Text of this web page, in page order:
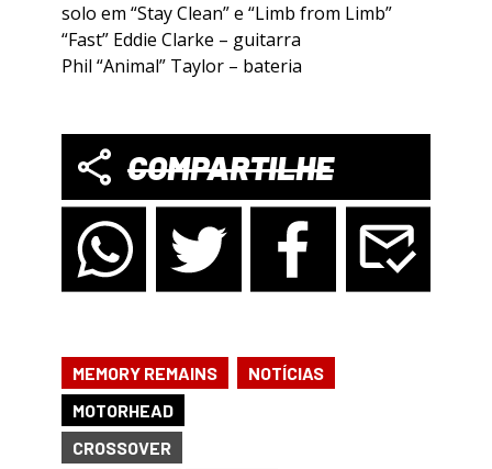
solo em “Stay Clean” e “Limb from Limb”
“Fast” Eddie Clarke – guitarra
Phil “Animal” Taylor – bateria
COMPARTILHE
MEMORY REMAINS
NOTÍCIAS
MOTORHEAD
CROSSOVER